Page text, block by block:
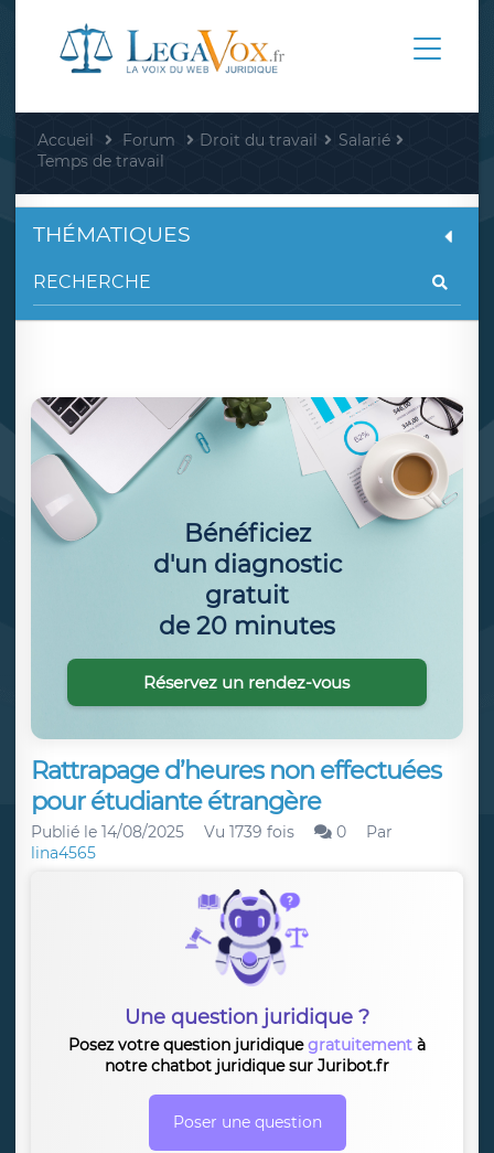
Accueil Forum Droit du travail
Salarié
Temps de travail
Rattrapage d’heures non effectuées
pour étudiante étrangère
Publié le 14/08/2025 Vu 1739 fois 0
Par
lina4565
Une question juridique ?
Posez votre question juridiquegratuitement à
notre chatbot juridique sur Juribot.fr
Poser une question
THÉMATIQUES
Bénéficiez
d'un diagnostic
gratuit
de 20 minutes
Réservez un rendez-vous